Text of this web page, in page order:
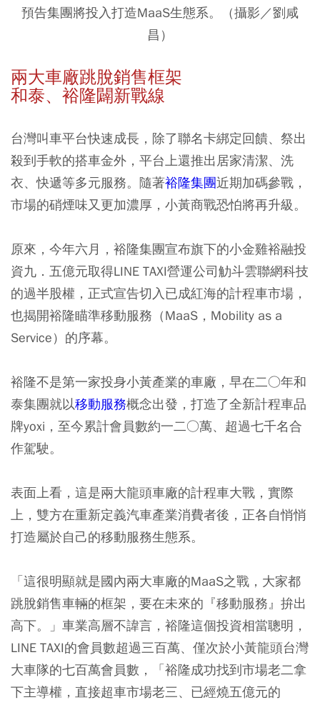
預告集團將投入打造MaaS生態系。
（攝影／劉咸
昌）
兩大車廠跳脫銷售框架
和泰、裕隆闢新戰線
台灣叫車平台快速成長，除了聯名卡綁定回饋、祭出
殺到手軟的搭車金外，平台上還推出居家清潔、洗
衣、快遞等多元服務。隨著裕隆集團近期加碼參戰，
市場的硝煙味又更加濃厚，小黃商戰恐怕將再升級。
原來，今年六月，裕隆集團宣布旗下的小金雞裕融投
資九．五億元取得LINE TAXI營運公司觔斗雲聯網科技
的過半股權，正式宣告切入已成紅海的計程車市場，
也揭開裕隆瞄準移動服務（MaaS，Mobility as a
Service）的序幕。
裕隆不是第一家投身小黃產業的車廠，早在二○年和
泰集團就以移動服務概念出發，打造了全新計程車品
牌yoxi，至今累計會員數約一二○萬、超過七千名合
作駕駛。
表面上看，這是兩大龍頭車廠的計程車大戰，實際
上，雙方在重新定義汽車產業消費者後，正各自悄悄
打造屬於自己的移動服務生態系。
「這很明顯就是國內兩大車廠的MaaS之戰，大家都
跳脫銷售車輛的框架，要在未來的『移動服務』拚出
高下。」車業高層不諱言，裕隆這個投資相當聰明，
LINE TAXI的會員數超過三百萬、僅次於小黃龍頭台灣
大車隊的七百萬會員數，「裕隆成功找到市場老二拿
下主導權，直接超車市場老三、已經燒五億元的